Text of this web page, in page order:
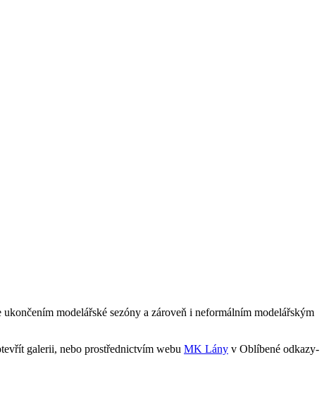
modelářské sezóny a zároveň i neformálním modelářským
galerii, nebo prostřednictvím webu MK Lány v Oblíbené odkazy-